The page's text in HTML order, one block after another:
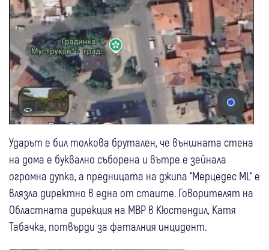
Ударът е бил толкова брутален, че външната стена
на дома е буквално съборена и вътре е зейнала
огромна дупка, а предницата на джипа “Мерцедес ML“ е
влязла директно в една от стаите. Говорителят на
Областната дирекция на МВР в Кюстендил, Катя
Табачка, потвърди за фаталния инцидент.